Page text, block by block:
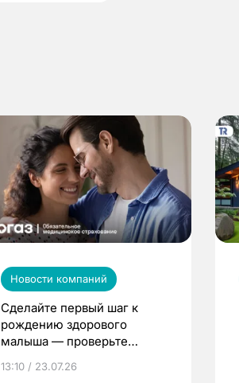
Новости компаний
Сделайте первый шаг к
рождению здорового
малыша — проверьте
по ОМС!
13:10 / 23.07.26